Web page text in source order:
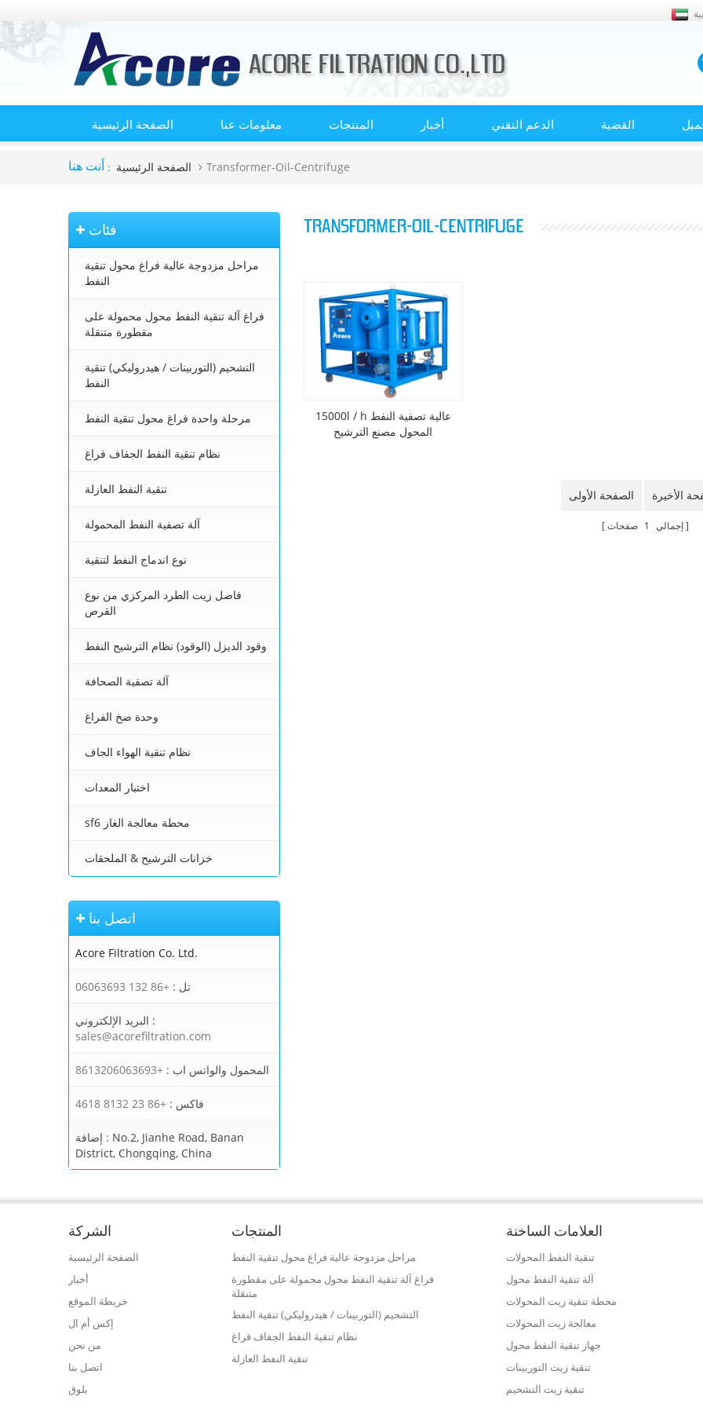
الصفحة الرئيسية معلومات عنا المنتجات أخبار الدعم التقني القضية
أنت هنا : الصفحة الرئيسية Transformer-Oil-Centrifuge
فئات
مراحل مزدوجة عالية فراغ محول تنقية
النفط
فراغ آلة تنقية النفط محول محمولة على
مقطورة متنقلة
التشحيم (التوربينات / هيدروليكي) تنقية
النفط
مرحلة واحدة فراغ محول تنقية النفط
نظام تنقية النفط الجفاف فراغ
تنقية النفط العازلة
آلة تصفية النفط المحمولة
نوع اندماج النفط لتنقية
فاصل زيت الطرد المركزي من نوع
القرص
وقود الديزل (الوقود) نظام الترشيح النفط
آلة تصفية الصحافة
وحدة ضخ الفراغ
نظام تنقية الهواء الجاف
اختبار المعدات
sf6 محطة معالجة الغاز
خزانات الترشيح & الملحقات
اتصل بنا
Acore Filtration Co. Ltd.
تل : +86 132 06063693
البريد الإلكتروني :
sales@acorefiltration.com
المحمول والواتس اب : +8613206063693
فاكس : +86 23 8132 4618
إضافة : No.2, Jianhe Road, Banan
District, Chongqing, China
TRANSFORMER-OIL-CENTRIFUGE
15000l / h عالية تصفية النفط
المحول مصنع الترشيح
الصفحة الأولى الأخيرة
إجمالي 1 صفحات
الشركة
الصفحة الرئيسية
أخبار
خريطة الموقع
إكس أم ال
من نحن
اتصل بنا
بلوق
المنتجات
مراحل مزدوجة عالية فراغ محول تنقية النفط
فراغ آلة تنقية النفط محول محمولة على مقطورة
متنقلة
التشحيم (التوربينات / هيدروليكي) تنقية النفط
نظام تنقية النفط الجفاف فراغ
تنقية النفط العازلة
العلامات الساخنة
تنقية النفط المحولات
آلة تنقية النفط محول
محطة تنقية زيت المحولات
معالجة زيت المحولات
جهاز تنقية النفط محول
تنقية زيت التوربينات
تنقية زيت التشحيم